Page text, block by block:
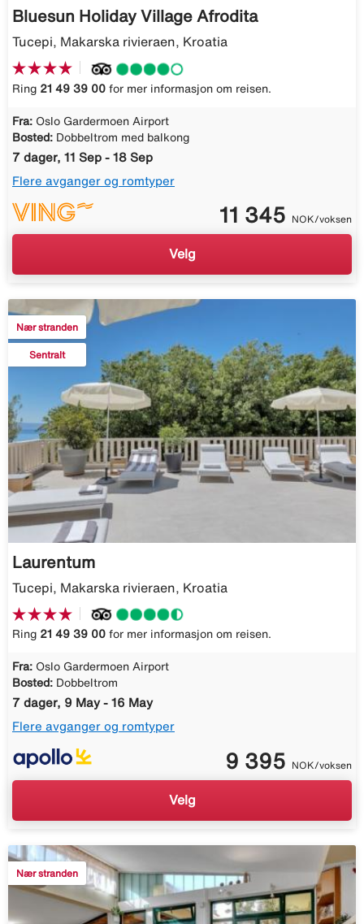
Bluesun Holiday Village Afrodita
Tucepi, Makarska rivieraen, Kroatia
Ring 21 49 39 00 for mer informasjon om reisen.
Fra: Oslo Gardermoen Airport
Bosted: Dobbeltrom med balkong
7 dager, 11 Sep - 18 Sep
Flere avganger og romtyper
11 345 NOK/voksen
Velg
Nær stranden
Sentralt
Laurentum
Tucepi, Makarska rivieraen, Kroatia
Ring 21 49 39 00 for mer informasjon om reisen.
Fra: Oslo Gardermoen Airport
Bosted: Dobbeltrom
7 dager, 9 May - 16 May
Flere avganger og romtyper
9 395 NOK/voksen
Velg
Nær stranden